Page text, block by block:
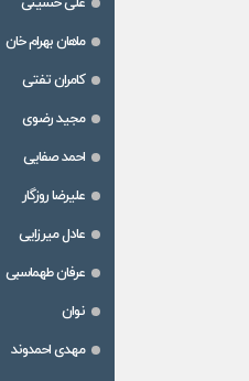
ماهان بهرام خان
کامران تفتی
مجید رضوی
احمد صفایی
علیرضا روزگار
عادل میرزایی
عرفان طهماسبی
نوان
مهدی احمدوند